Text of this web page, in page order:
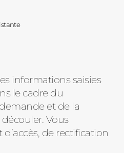
informations saisies
le cadre du
et de la
Vous
de rectification